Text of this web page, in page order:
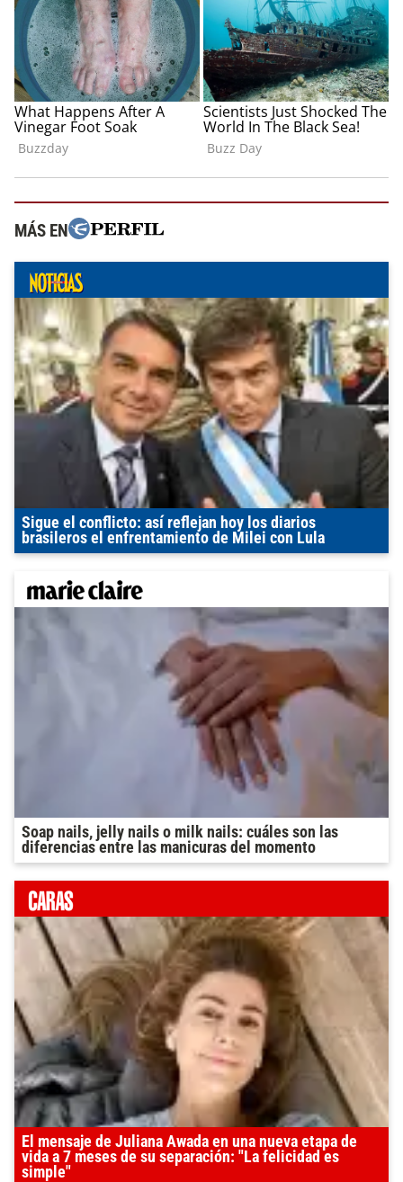
MÁS EN
Sigue el conflicto: así reflejan hoy los diarios
brasileros el enfrentamiento de Milei con Lula
Soap nails, jelly nails o milk nails: cuáles son las
diferencias entre las manicuras del momento
El mensaje de Juliana Awada en una nueva etapa de
vida a 7 meses de su separación: "La felicidad es
simple"